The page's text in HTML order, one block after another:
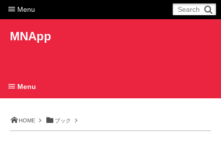
MNApp
HOME ブック
Menu
Menu